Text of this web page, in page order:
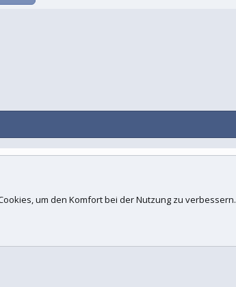
um den Komfort bei der Nutzung zu verbessern.